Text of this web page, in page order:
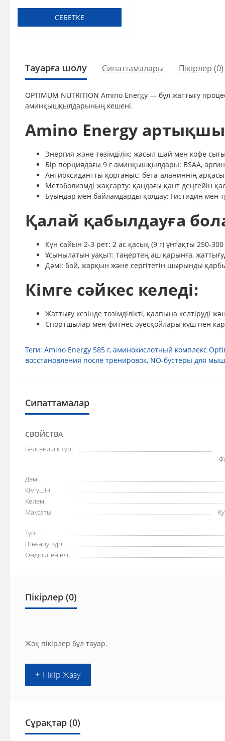
СЕБЕТКЕ
Тауарға шолу Сипаттамалары Пікірлер (0)
OPTIMUM NUTRITION Amino Energy — бұл жаттығу
аминқышқылдарының кешені.
Amino Energy
Энергия және төзімділік: жасыл шай мен кофе
Бір порциядағы 9 г аминқышқылдары: BSAA,
Антиоксидантты қорғаныс: бета-аланиннің
Метаболизмді жақсарту: қандағы қант деңгейін
Буындар мен байламдарды қолдау: Гистидин мен
Қалай қабылдауға
Күн сайын 2-3 рет: 2 ас қасық (9 г) ұнтақты 250-
Ұсынылатын уақыт: таңертең аш қарынға,
Дәмі: бай, жарқын және сергітетін шырынды
Кімге сәйкес келеді:
Жаттығу кезінде төзімділікті, қалпына келтіруді
Спортшылар мен фитнес әуесқойлары күш пен
Теги: Amino Energy 585 г, аминокислотный комплекс
восстановления после тренировок, NO-бустеры для
Сипаттамалар
СВОЙСТВА
Белсенділік түрі
Дәмі
Кім үшін
Көлемі
Мақсаты
Түрі
Шығару түрі
Өндірілген елі
Пікірлер (0)
Жоқ пікірлер бұл тауар.
+ Пікір Жазу
Сұрақтар (0)